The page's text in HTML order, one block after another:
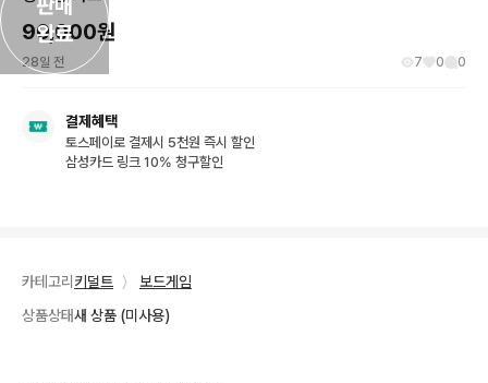
판매
완료
90,000원
28일 전 7 0 0
결제혜택
토스페이로 결제시 5천원 즉시 할인
삼성카드 링크 10% 청구할인
카테고리 키덜트 〉
보드게임
상품상태새 상품 (미사용)